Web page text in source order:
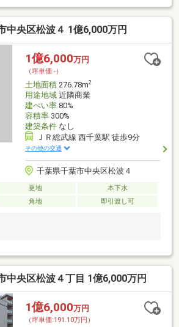
は現地をご見学ください！周辺環境など
〇●ご案内方法●〇ご来店できないお客様
・最寄り駅・目印がある場所など）での
も可能です（無料送迎）
中央区松波４ 1億6,000万円
1億6,000万円
（坪単価:-）
土地面積276.78m2
用途地域近隣商業
建ぺい率80%
容積率300%
建築条件なし
ＪＲ総武線 西千葉駅 徒歩9分
その他の交通
千葉県千葉市中央区松波４
更地
本下水
角地 即引渡し可
中央区松波４丁目 1億6,000万円
1億6,000万円
（坪単価:191.10万円）